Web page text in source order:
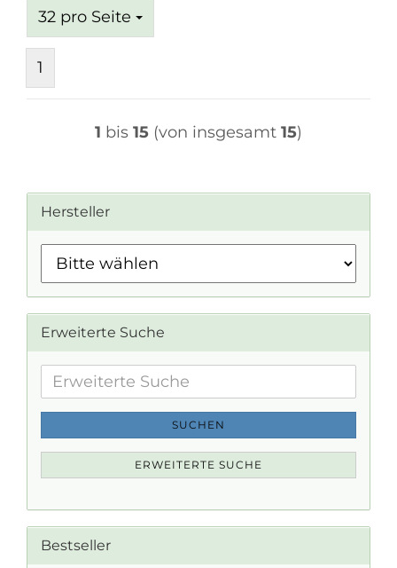
32 pro Seite
pro Seite
1
1 bis 15 (von insgesamt 15)
Hersteller
Erweiterte Suche
Erweiterte
Suche
SUCHEN
ERWEITERTE SUCHE
Bestseller